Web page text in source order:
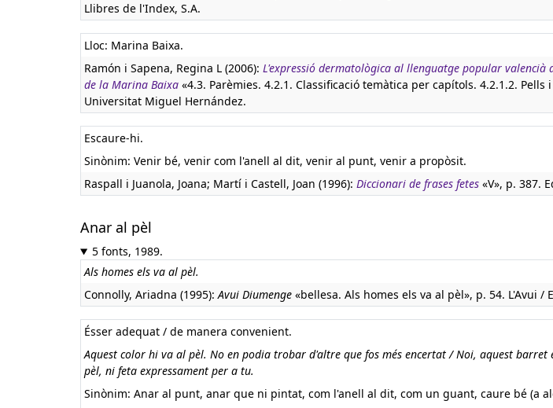
Llibres de l'Index, S.A.
Lloc: Marina Baixa.
Ramón i Sapena, Regina L (2006): L'expressió dermatològica al llenguatge popular valencià
de la Marina Baixa «4.3. Parèmies. 4.2.1. Classificació temàtica per capítols. 4.2.1.2. Pells
Universitat Miguel Hernández.
Escaure-hi.
Sinònim: Venir bé, venir com l'anell al dit, venir al punt, venir a propòsit.
Raspall i Juanola, Joana; Martí i Castell, Joan (1996): Diccionari de frases fetes «V», p. 387.
Anar al pèl
5 fonts, 1989.
Als homes els va al pèl.
Connolly, Ariadna (1995):Avui Diumenge «bellesa. Als homes els va al pèl», p. 54. L'Avui /
Ésser adequat / de manera convenient.
Aquest color hi va al pèl. No en podia trobar d'altre que fos més encertat / Noi, aquest barret
pèl, ni feta expressament per a tu.
Sinònim: Anar al punt, anar que ni pintat, com l'anell al dit, com un guant, caure bé (a